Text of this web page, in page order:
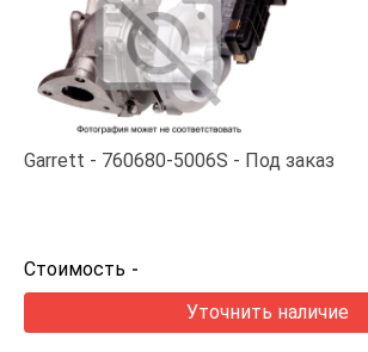
Garrett 760680-5006S Под заказ
Стоимость -
Уточнить наличие